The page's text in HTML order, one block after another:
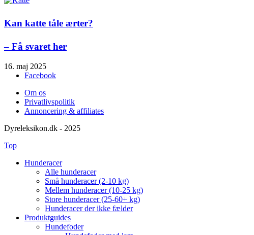
Kan katte tåle ærter?
– Få svaret her
16. maj 2025
Facebook
Om os
Privatlivspolitik
Annoncering & affiliates
Dyreleksikon.dk - 2025
Top
Hunderacer
Alle hunderacer
Små hunderacer (2-10 kg)
Mellem hunderacer (10-25 kg)
Store hunderacer (25-60+ kg)
Hunderacer der ikke fælder
Produktguides
Hundefoder